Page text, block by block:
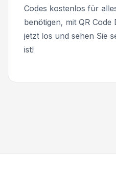
Codes kostenlos für
benötigen, mit QR Code
jetzt los und sehen Sie
ist!